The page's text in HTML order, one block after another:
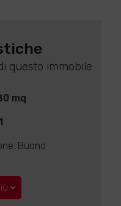
questo immobile
mq
Buono